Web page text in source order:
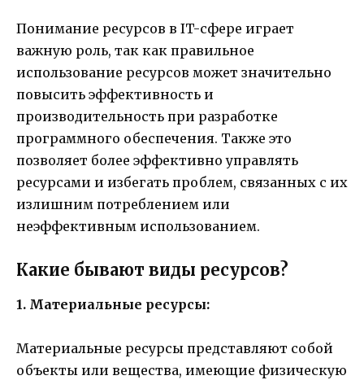
Понимание ресурсов в IT-сфере играет
важную роль, так как правильное
использование ресурсов может значительно
повысить эффективность и
производительность при разработке
программного обеспечения. Также это
позволяет более эффективно управлять
ресурсами и избегать проблем, связанных с их
излишним потреблением или
неэффективным использованием.
Какие бывают виды ресурсов?
1. Материальные ресурсы:
Материальные ресурсы представляют собой
объекты или вещества, имеющие физическую